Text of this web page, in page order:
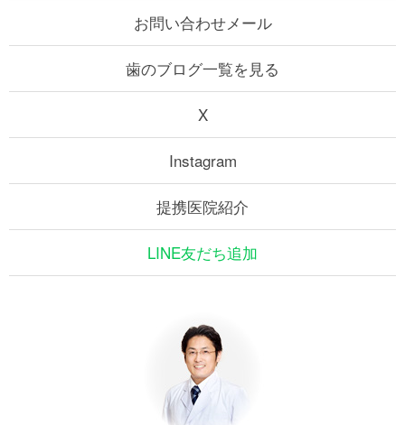
お問い合わせメール
歯のブログ一覧を見る
X
Instagram
提携医院紹介
LINE友だち追加